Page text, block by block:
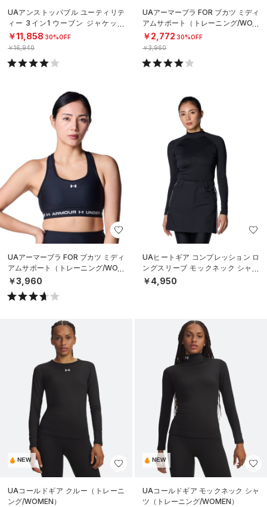
UAアンストッパブル ユーティリテ
ィー 3イン1 ウーブン ジャケット
（ライフスタイル/WOMEN）
￥11,858 30%OFF
￥16,940
UAアーマーブラ FOR ブカツ ミディ
アムサポート（トレーニング/WOM
EN）
￥2,772 30%OFF
￥3,960
UAアーマーブラ FOR ブカツ ミディ
アムサポート（トレーニング/WOM
EN）
￥3,960
UAヒートギア コンプレッション ロ
ングスリーブ モックネック シャツ
（ゴルフ/WOMEN）
￥4,950
NEW
UAコールドギア クルー（トレーニ
ング/WOMEN）
NEW
UAコールドギア モックネック シャ
ツ（トレーニング/WOMEN）